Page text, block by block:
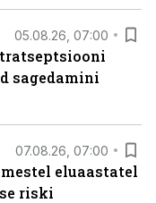
05.08.26, 07:00
sagedamini
07.08.26, 07:00
eluaastatel
riski